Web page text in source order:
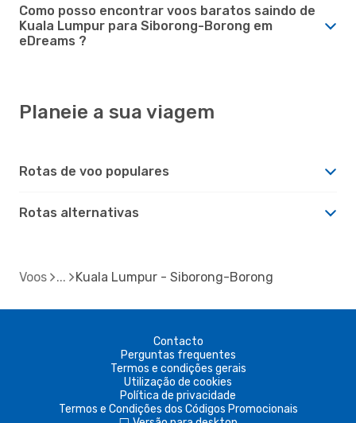
Como posso encontrar voos baratos saindo de
Kuala Lumpur para Siborong-Borong em
eDreams ?
Planeie a sua viagem
Rotas de voo populares
Rotas alternativas
Voos Kuala Lumpur - Siborong-Borong
Contacto
Perguntas frequentes
Termos e condições gerais
Utilização de cookies
Política de privacidade
Termos e Condições dos Códigos Promocionais